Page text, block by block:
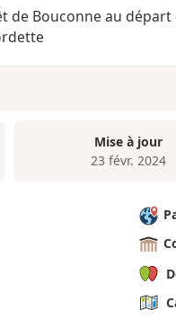
de Bouconne au
Mise à jour
23 févr. 2024